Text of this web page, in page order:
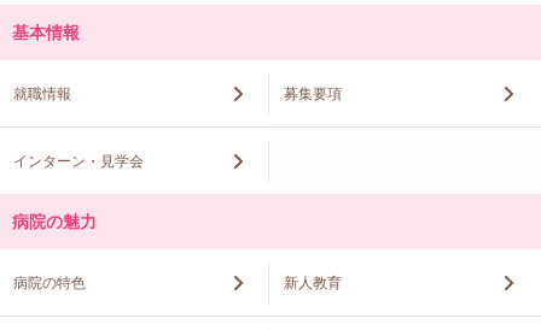
基本情報
就職情報 募集要項
インターン・見学会
病院の魅力
病院の特色 新人教育